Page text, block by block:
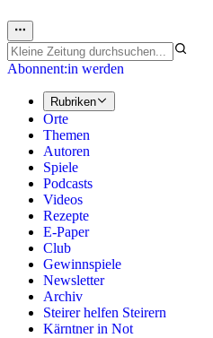
Abonnent:in werden
Rubriken
Orte
Themen
Autoren
Spiele
Podcasts
Videos
Rezepte
E-Paper
Club
Gewinnspiele
Newsletter
Archiv
Steirer helfen Steirern
Kärntner in Not